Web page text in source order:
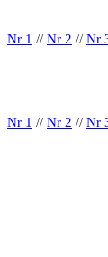
Nr 1 // Nr 2 // Nr
Nr 1 // Nr 2 // Nr